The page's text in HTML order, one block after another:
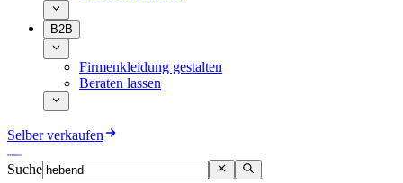
B2B
Firmenkleidung gestalten
Beraten lassen
Selber verkaufen
Suche